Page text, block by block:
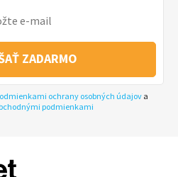
ZADARMO
ochrany osobných údajov a
podmienkami